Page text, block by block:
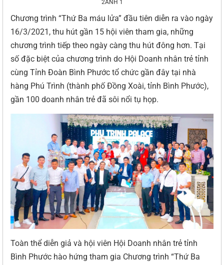
2ANH 1
Chương trình “Thứ Ba máu lửa” đầu tiên diễn ra vào ngày
16/3/2021, thu hút gần 15 hội viên tham gia, những
chương trình tiếp theo ngày càng thu hút đông hơn. Tại
số đặc biệt của chương trình do Hội Doanh nhân trẻ tỉnh
cùng Tỉnh Đoàn Bình Phước tổ chức gần đây tại nhà
hàng Phú Trình (thành phố Đồng Xoài, tỉnh Bình Phước),
gần 100 doanh nhân trẻ đã sôi nổi tụ họp.
Toàn thể diễn giả và hội viên Hội Doanh nhân trẻ tỉnh
Bình Phước hào hứng tham gia Chương trình “Thứ Ba